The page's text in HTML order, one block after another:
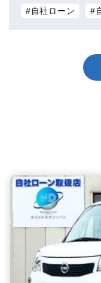
自社ローン